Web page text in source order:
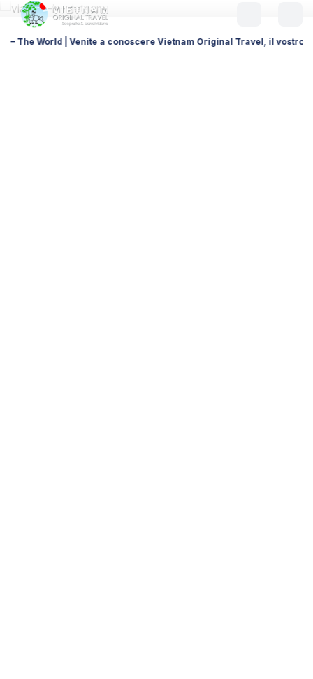
conoscere Vietnam Original Travel, il vostro DMC locale per